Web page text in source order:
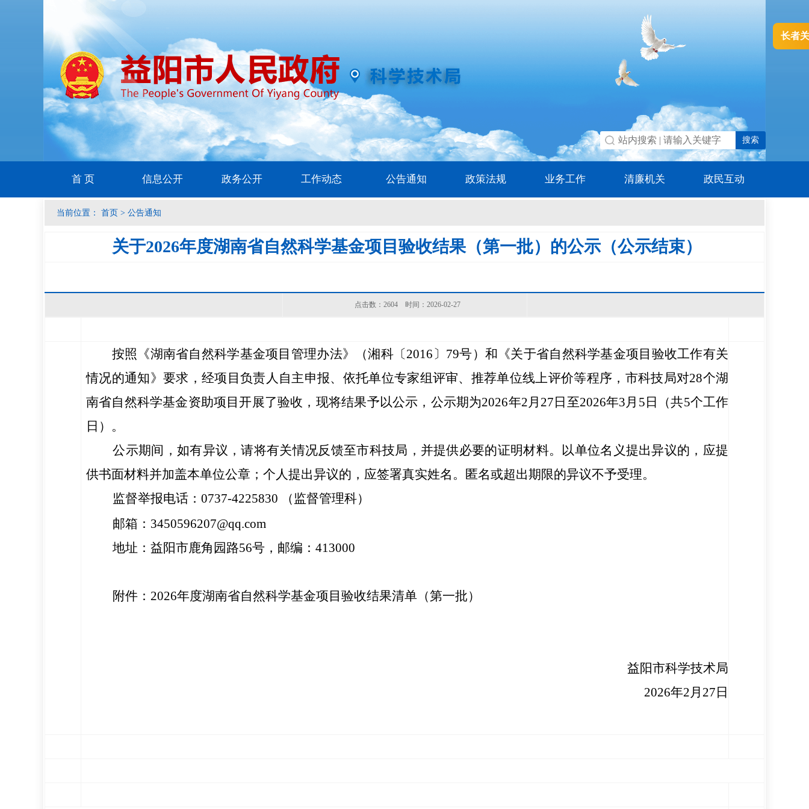
长者
首 页 信息公开 政务公开 工作动态 公告通知 政策法规 业务工作 清廉机关 政民互动
当前位置： 首页 > 公告通知
关于2026年度湖南省自然科学基金项目验收结果（第一批）的公示（公示结束）
点击数： 2604时间：2026-02-27
按照《湖南省自然科学基金项目管理办法》（湘科〔2016〕79号）和《关于省自然科学基金项目验收工作有关
情况的通知》要求，经项目负责人 自主申报、 依托单位专家组评审、推荐单位线上评价等程序， 市科技局对28个湖
南省自然科学基金资助项目开展了验收，现将结果予以公示，公示期为2026年2月 27 日至2026年3月 5 日（共5个工作
日）。
公示期间，如有异议，请将有关情况反馈至市科技局 ，并提供必要的证明材料。以单位名义提出异议的，应提
供书面材料并加盖本单位公章；个人提出异议的，应签署真实姓名。匿名或超出期限的异议不予受理。
监督举报电话：0737-4225830
（监督管理科）
邮箱： 3450596207@qq.com
地址：益阳市鹿角园路56号，邮编：413000
附件： 2026年度湖南省自然科学基金项目验收结果清单（第一批）
益阳市科学技术局
2026年2月 27日